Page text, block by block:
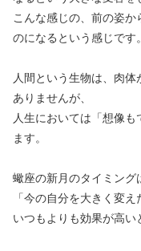
こんな感じの、前の姿
のになるという感じです。
人間という生物は、肉
ありませんが、
人生においては「想像
ます。
蠍座の新月のタイミング
「今の自分を大きく変
いつもよりも効果が高い